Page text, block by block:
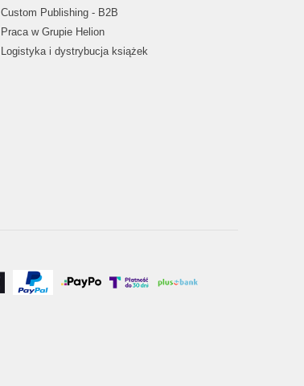
Custom Publishing - B2B
Praca w Grupie Helion
Logistyka i dystrybucja książek